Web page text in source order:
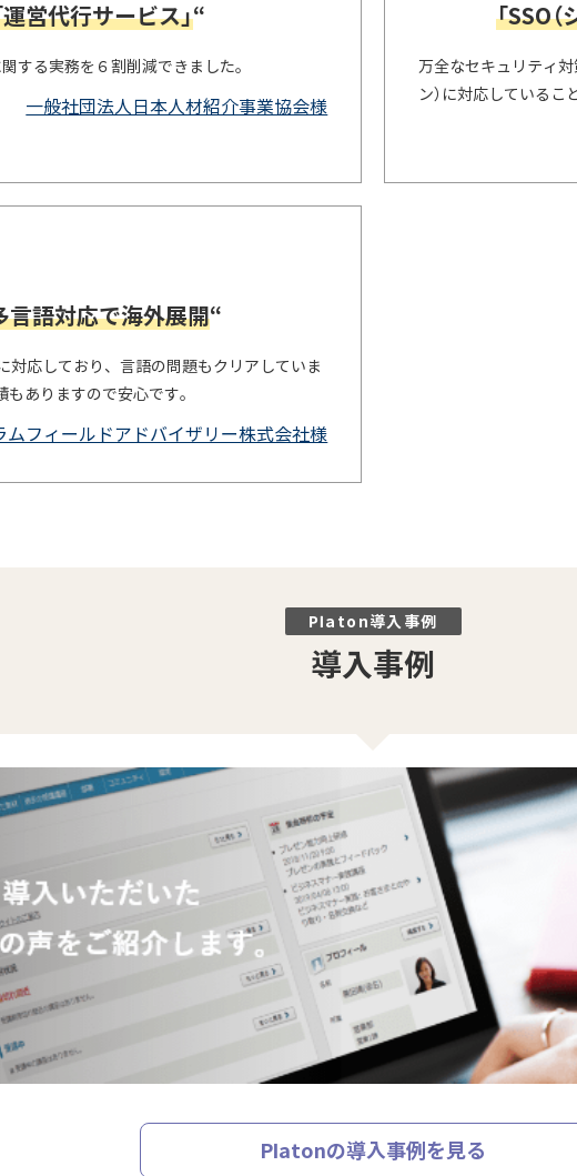
運営代行サービス」“
する実務を６割削減できました。
一般社団法人日本人材紹介事業協会様
「SSO
万全なセキュリティ対
ン）に対応しているこ
言語対応で海外展開“
対応しており、言語の問題もクリアしていま
ありますので安心です。
ムフィールドアドバイザリー株式会社様
Platon導入事例
導入事例
Platonの導入事例を見る